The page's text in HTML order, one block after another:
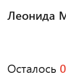
Леонида
Осталось 0